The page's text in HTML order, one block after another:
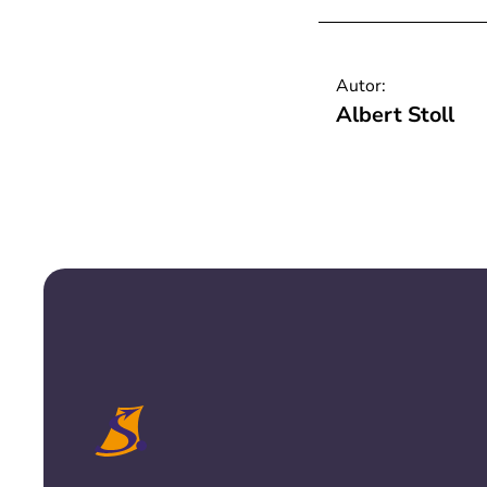
Autor:
Albert Stoll